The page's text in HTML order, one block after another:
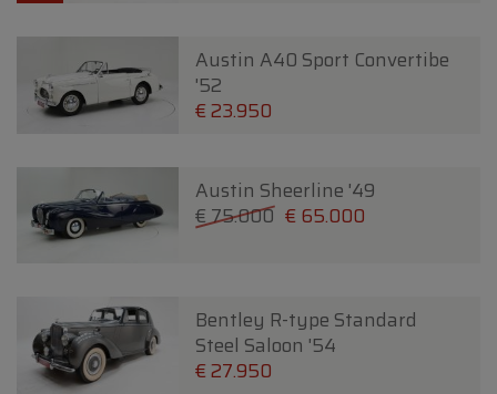
Austin A40 Sport Convertibe
'52
€ 23.950
Austin Sheerline '49
€ 75.000 € 65.000
Bentley R-type Standard
Steel Saloon '54
€ 27.950